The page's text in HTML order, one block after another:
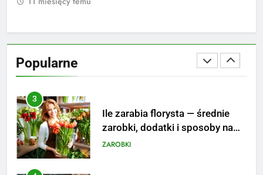
Popularne
poznaj średnie zarobki na tym
3
Ile zarabia florysta — średnie
zarobki, dodatki i sposoby na
podwyżkę
ZAROBKI